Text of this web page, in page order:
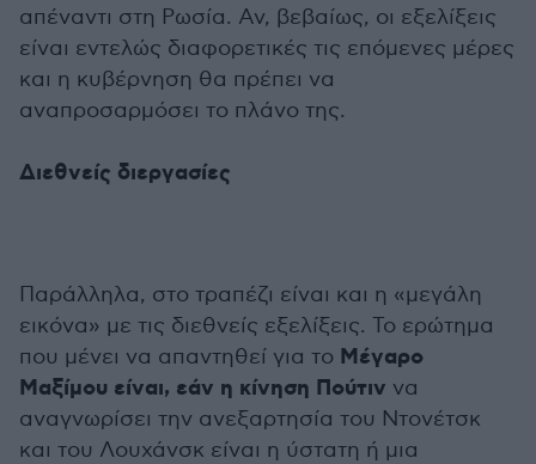
απέναντι στη Ρωσία. Αν, βεβαίως, οι εξελίξεις
είναι εντελώς διαφορετικές τις επόμενες μέρες
και η κυβέρνηση θα πρέπει να
αναπροσαρμόσει το πλάνο της.
Διεθνείς διεργασίες
Παράλληλα, στο τραπέζι είναι και η «μεγάλη
εικόνα» με τις διεθνείς εξελίξεις. Το ερώτημα
που μένει να απαντηθεί για το Μέγαρο
Μαξίμου είναι, εάν η κίνηση Πούτιν να
αναγνωρίσει την ανεξαρτησία του Ντονέτσκ
και του Λουχάνσκ είναι η ύστατη ή μια